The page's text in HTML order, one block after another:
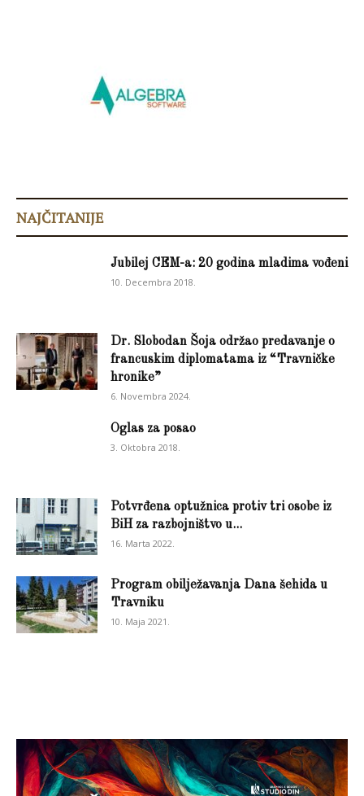
NAJČITANIJE
Jubilej CEM-a: 20 godina mladima vođeni
10. Decembra 2018.
Dr. Slobodan Šoja održao predavanje o
francuskim diplomatama iz “Travničke
hronike”
6. Novembra 2024.
Oglas za posao
3. Oktobra 2018.
Potvrđena optužnica protiv tri osobe iz
BiH za razbojništvo u...
16. Marta 2022.
Program obilježavanja Dana šehida u
Travniku
10. Maja 2021.